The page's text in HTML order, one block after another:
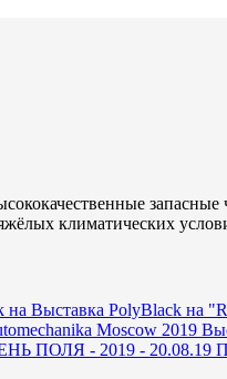
запасные
климатических
Выставка PolyBlack на